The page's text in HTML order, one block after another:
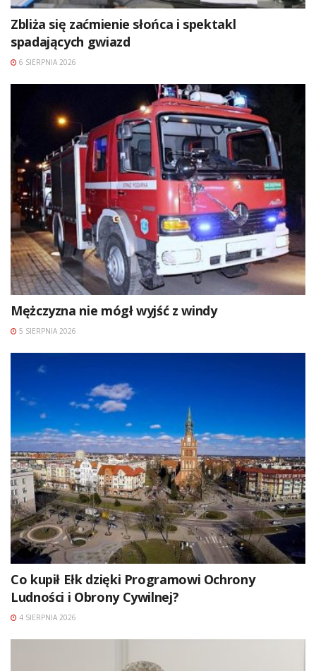
Zbliża się zaćmienie słońca i spektakl
spadających gwiazd
6 SIERPNIA 2026
Mężczyzna nie mógł wyjść z windy
5 SIERPNIA 2026
Co kupił Ełk dzięki Programowi Ochrony
Ludności i Obrony Cywilnej?
4 SIERPNIA 2026